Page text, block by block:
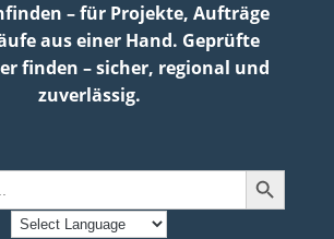
– für Projekte, Aufträge
aus einer Hand. Geprüfte
finden – sicher, regional und
zuverlässig.
Search Button